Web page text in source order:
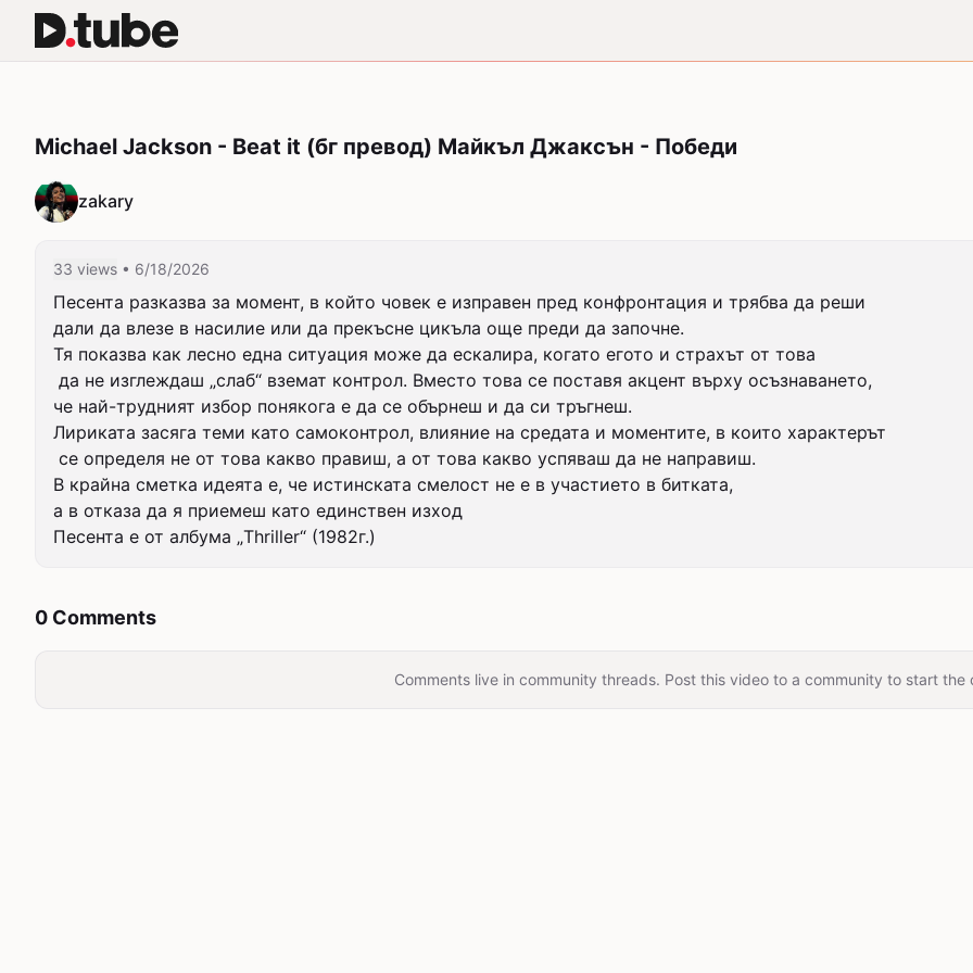
Michael Jackson - Beat it (бг превод) Майкъл Джаксън - Победи
zakary
33 views • 6/18/2026
Песента разказва за момент, в който човек е изправен пред конфронтация и трябва да реши
дали да влезе в насилие или да прекъсне цикъла още преди да започне.
Тя показва как лесно една ситуация може да ескалира, когато егото и страхът от това
че най-трудният избор понякога е да се обърнеш и да си тръгнеш.
Лириката засяга теми като самоконтрол, влияние на средата и моментите, в които характерът
В крайна сметка идеята е, че истинската смелост не е в участието в битката,
а в отказа да я приемеш като единствен изход
Песента е от албума „Thriller“ (1982г.)
0 Comments
Comments live in community threads. Post this video to a community to start the